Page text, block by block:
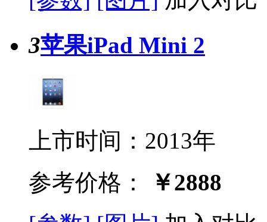
3苹果iPad Mini 2
上市时间：2013年
参考价格：
￥2888